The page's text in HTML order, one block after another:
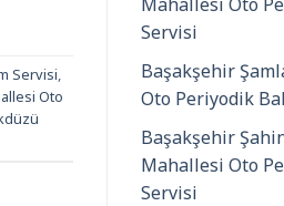
Servisi,
Oto
Mahallesi Oto
Servisi
Başakşehir
Oto Periyodik
Başakşehir
Mahallesi Oto
Servisi